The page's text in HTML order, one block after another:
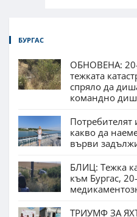
БУРГАС
ОБНОВЕНА:
тежката
спряло да
командно
Потребителят
какво да
върви
БЛИЦ: Тежка
към Бургас,
ТРИУМФ ЗА